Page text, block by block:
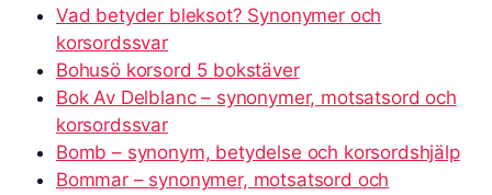
Vad betyder bleksot? Synonymer och
korsordssvar
Bohusö korsord 5 bokstäver
Bok Av Delblanc – synonymer, motsatsord och
korsordssvar
Bomb – synonym, betydelse och korsordshjälp
Bommar – synonymer, motsatsord och